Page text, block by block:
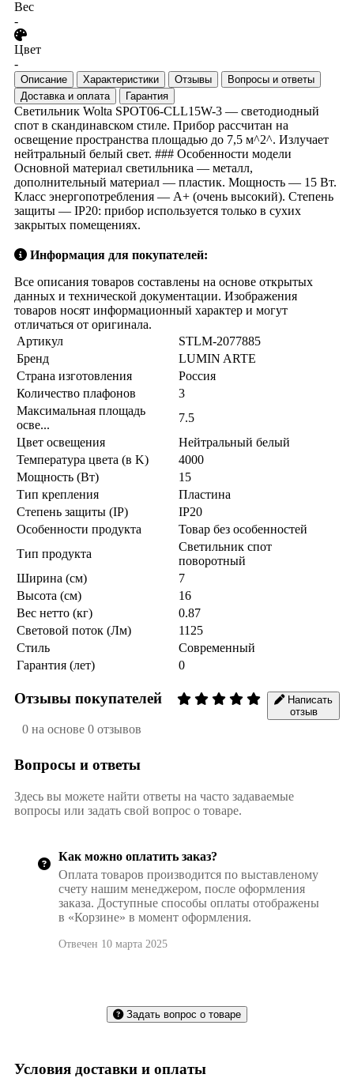
Вес
-
Цвет
-
Описание Характеристики Отзывы
Вопросы и ответы
Доставка и оплата
Гарантия
Светильник Wolta SPOT06-CLL15W-3 — светодиодный
спот в скандинавском стиле. Прибор рассчитан на
освещение пространства площадью до 7,5 м^2^. Излучает
нейтральный белый свет. ### Особенности модели
Основной материал светильника — металл,
дополнительный материал — пластик. Мощность — 15 Вт.
Класс энергопотребления — A+ (очень высокий). Степень
защиты — IP20: прибор используется только в сухих
закрытых помещениях.
Информация для покупателей:
Все описания товаров составлены на основе открытых
данных и технической документации. Изображения
товаров носят информационный характер и могут
отличаться от оригинала.
Артикул
STLM-2077885
Бренд
LUMIN ARTE
Страна изготовления
Россия
Количество плафонов
3
Максимальная площадь
осве...
7.5
Цвет освещения
Нейтральный белый
Температура цвета (в K)
4000
Мощность (Вт)
15
Тип крепления
Пластина
Степень защиты (IP)
IP20
Особенности продукта
Товар без особенностей
Тип продукта
Светильник спот
поворотный
Ширина (см)
7
Высота (см)
16
Вес нетто (кг)
0.87
Световой поток (Лм)
1125
Стиль
Современный
Гарантия (лет)
0
Отзывы покупателей
0 на основе 0 отзывов
Написать
отзыв
Вопросы и ответы
Здесь вы можете найти ответы на часто задаваемые
вопросы или задать свой вопрос о товаре.
Как можно оплатить заказ?
Оплата товаров производится по выставленому
счету нашим менеджером, после оформления
заказа. Доступные способы оплаты отображены
в «Корзине» в момент оформления.
Отвечен 10 марта 2025
Задать вопрос о товаре
Условия доставки и оплаты